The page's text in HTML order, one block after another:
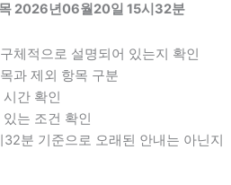
2026년06월20일 15시32분
체적으로 설명되어 있는지 확인
과 제외 항목 구분
간 확인
는 조건 확인
분 기준으로 오래된 안내는 아닌지